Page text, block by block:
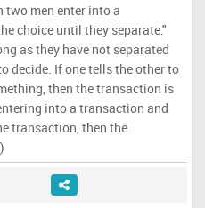
two men enter into a
choice until they separate."
as they have not separated
decide. If one tells the other to
then the transaction is
into a transaction and
transaction, then the